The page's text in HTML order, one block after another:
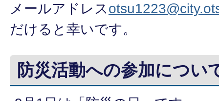
メールアドレス
だけると幸いです。
防災活動への参加につい